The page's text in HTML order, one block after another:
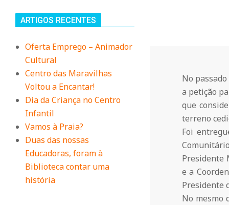
i
t
á
r
i
o
No
a petição
que
terreno
Foi
Presidente
e a
Presidente
No mesmo
ARTIGOS RECENTES
Oferta Emprego – Animador
Cultural
Centro das Maravilhas
Voltou a Encantar!
Dia da Criança no Centro
Infantil
Vamos à Praia?
Duas das nossas
Educadoras, foram à
Biblioteca contar uma
história